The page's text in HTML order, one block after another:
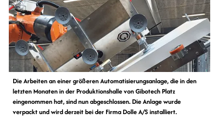
Die Arbeiten an einer größeren Automatisierungsanlage, die in den
letzten Monaten in der Produktionshalle von Gibotech Platz
eingenommen hat, sind nun abgeschlossen. Die Anlage wurde
verpackt und wird derzeit bei der Firma Dolle A/S installiert.